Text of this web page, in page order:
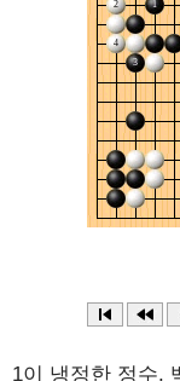
1이 냉정한 정수.